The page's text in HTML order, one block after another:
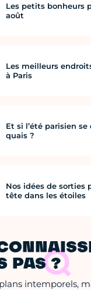
Les petits bonheurs
août
Les meilleurs
à Paris
Et si l’été parisien
quais ?
Nos idées de sorties
tête dans les étoiles
PAS ?
intemporels,